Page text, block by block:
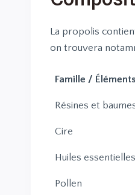
La propolis
on trouvera
Famille / Éléments
Résines et
Cire
Huiles essentielles
Pollen